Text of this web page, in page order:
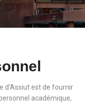
d'Assiut est de fournir
académique,